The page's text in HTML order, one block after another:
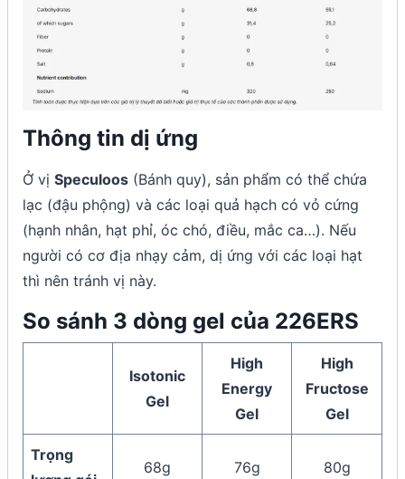
Thông tin dị ứng
Ở vị Speculoos (Bánh quy), sản phẩm có thể chứa
lạc (đậu phộng) và các loại quả hạch có vỏ cứng
(hạnh nhân, hạt phỉ, óc chó, điều, mắc ca…). Nếu
người có cơ địa nhạy cảm, dị ứng với các loại hạt
thì nên tránh vị này.
So sánh 3 dòng gel của 226ERS
Isotonic
Gel
High
Energy
Gel
High
Fructose
Gel
Trọng
68g 76g 80g